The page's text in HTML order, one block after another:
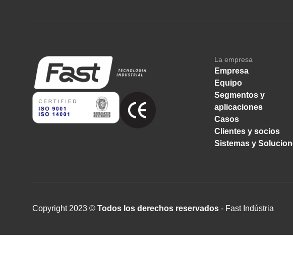
La empresa
Empresa
Equipo
Segmentos y
aplicaciones
Casos
Clientes y socios
Sistemas y
Copyright 2023 © Todos los derechos reservados - Fast Indústria